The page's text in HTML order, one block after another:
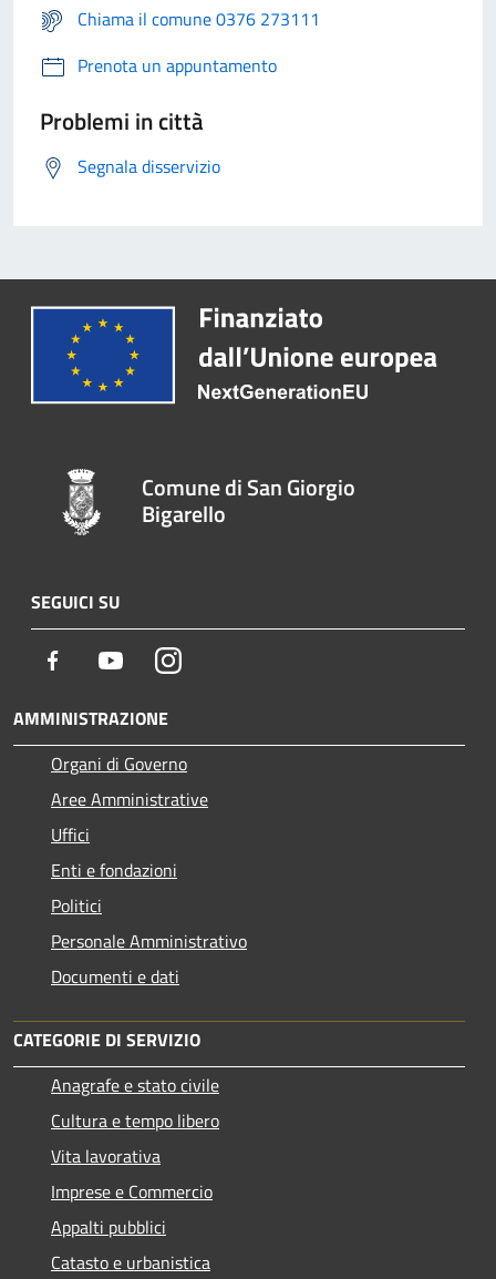
Chiama il comune 0376 273111
Prenota un appuntamento
Problemi in città
Segnala disservizio
Comune di San Giorgio
Bigarello
SEGUICI SU
Facebook YoutubeInstagram
AMMINISTRAZIONE
Organi di Governo
Aree Amministrative
Uffici
Enti e fondazioni
Politici
Personale Amministrativo
Documenti e dati
CATEGORIE DI SERVIZIO
Anagrafe e stato civile
Cultura e tempo libero
Vita lavorativa
Imprese e Commercio
Appalti pubblici
Catasto e urbanistica